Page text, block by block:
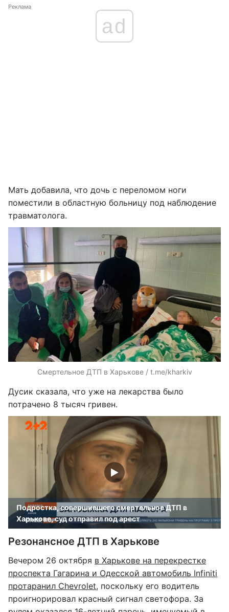
Реклама
ad
Мать добавила, что дочь с переломом ноги
поместили в областную больницу под наблюдение
травматолога.
Смертельное ДТП в Харькове / t.me/kharkiv
Дусик сказала, что уже на лекарства было
потрачено 8 тысяч гривен.
Подростка, совершившего смертельное ДТП в
Харькове, суд отправил под арест
Резонансное ДТП в Харькове
Вечером 26 октября в Харькове на перекрестке
проспекта Гагарина и Одесской автомобиль Infiniti
протаранил Chevrolet, поскольку его водитель
проигнорировал красный сигнал светофора. За